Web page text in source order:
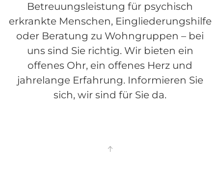
Betreuungsleistung für psychisch
erkrankte Menschen, Eingliederungshilfe
oder Beratung zu Wohngruppen – bei
uns sind Sie richtig. Wir bieten ein
offenes Ohr, ein offenes Herz und
jahrelange Erfahrung. Informieren Sie
sich, wir sind für Sie da.